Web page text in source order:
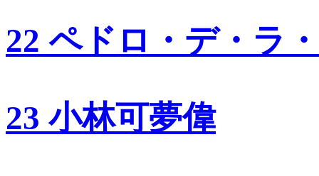
22 ペドロ・デ・ラ
23 小林可夢偉